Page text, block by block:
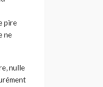
pire
ne
nulle